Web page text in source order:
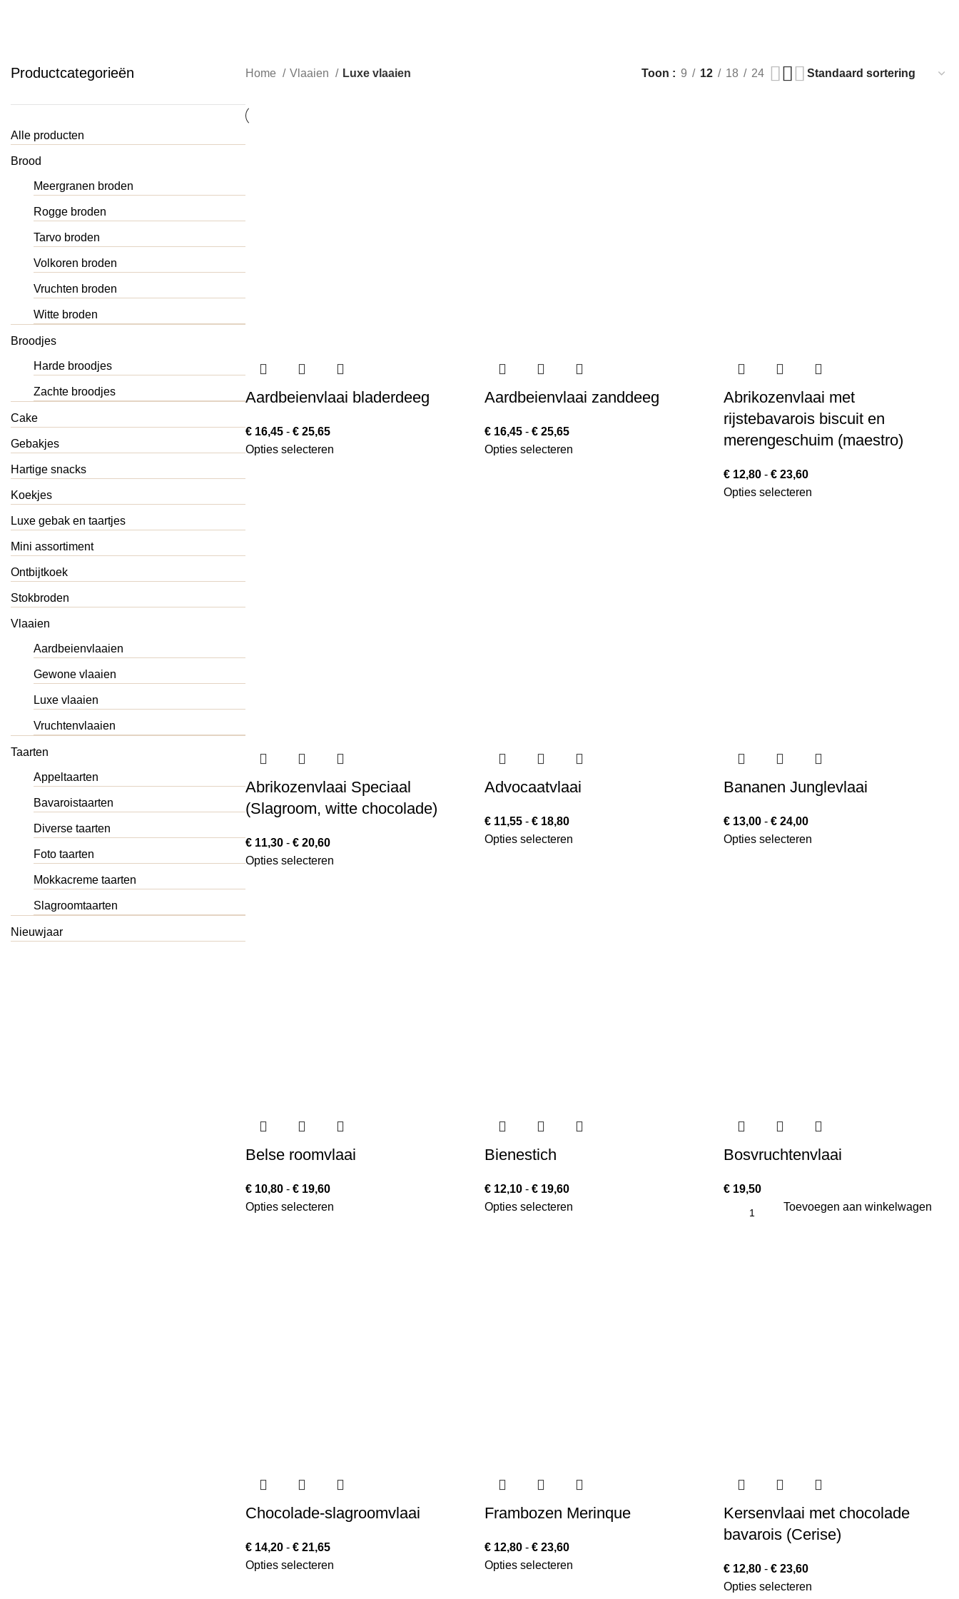
Productcategorieën
Alle producten
Brood
Meergranen broden
Rogge broden
Tarvo broden
Volkoren broden
Vruchten broden
Witte broden
Broodjes
Harde broodjes
Zachte broodjes
Cake
Gebakjes
Hartige snacks
Koekjes
Luxe gebak en taartjes
Mini assortiment
Ontbijtkoek
Stokbroden
Vlaaien
Aardbeienvlaaien
Gewone vlaaien
Luxe vlaaien
Vruchtenvlaaien
Taarten
Appeltaarten
Bavaroistaarten
Diverse taarten
Foto taarten
Mokkacreme taarten
Slagroomtaarten
Nieuwjaar
Home Vlaaien Luxe vlaaien Toon 9 12 18 24
Aardbeienvlaai bladerdeeg
€16,45 - €25,65
Opties selecteren
Aardbeienvlaai zanddeeg
€16,45 - €25,65
Opties selecteren
Abrikozenvlaai met
rijstebavarois biscuit en
merengeschuim (maestro)
€12,80 - €23,60
Opties selecteren
Abrikozenvlaai Speciaal
(Slagroom, witte chocolade)
€11,30 - €20,60
Opties selecteren
Advocaatvlaai
€11,55 - €18,80
Opties selecteren
Bananen Junglevlaai
€13,00 - €24,00
Opties selecteren
Belse roomvlaai
€10,80 - €19,60
Opties selecteren
Bienestich
€12,10 - €19,60
Opties selecteren
Bosvruchtenvlaai
€19,50
Toevoegen aan winkelwagen
Chocolade-slagroomvlaai
€14,20 - €21,65
Opties selecteren
Frambozen Merinque
€12,80 - €23,60
Opties selecteren
Kersenvlaai met chocolade
bavarois (Cerise)
€12,80 - €23,60
Opties selecteren